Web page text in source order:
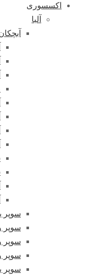
اکسسوری
آلبا
سوپر
سوپر
سوپر
سوپر